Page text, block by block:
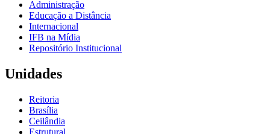
Administração
Educação a Distância
Internacional
IFB na Mídia
Repositório Institucional
Unidades
Reitoria
Brasília
Ceilândia
Estrutural